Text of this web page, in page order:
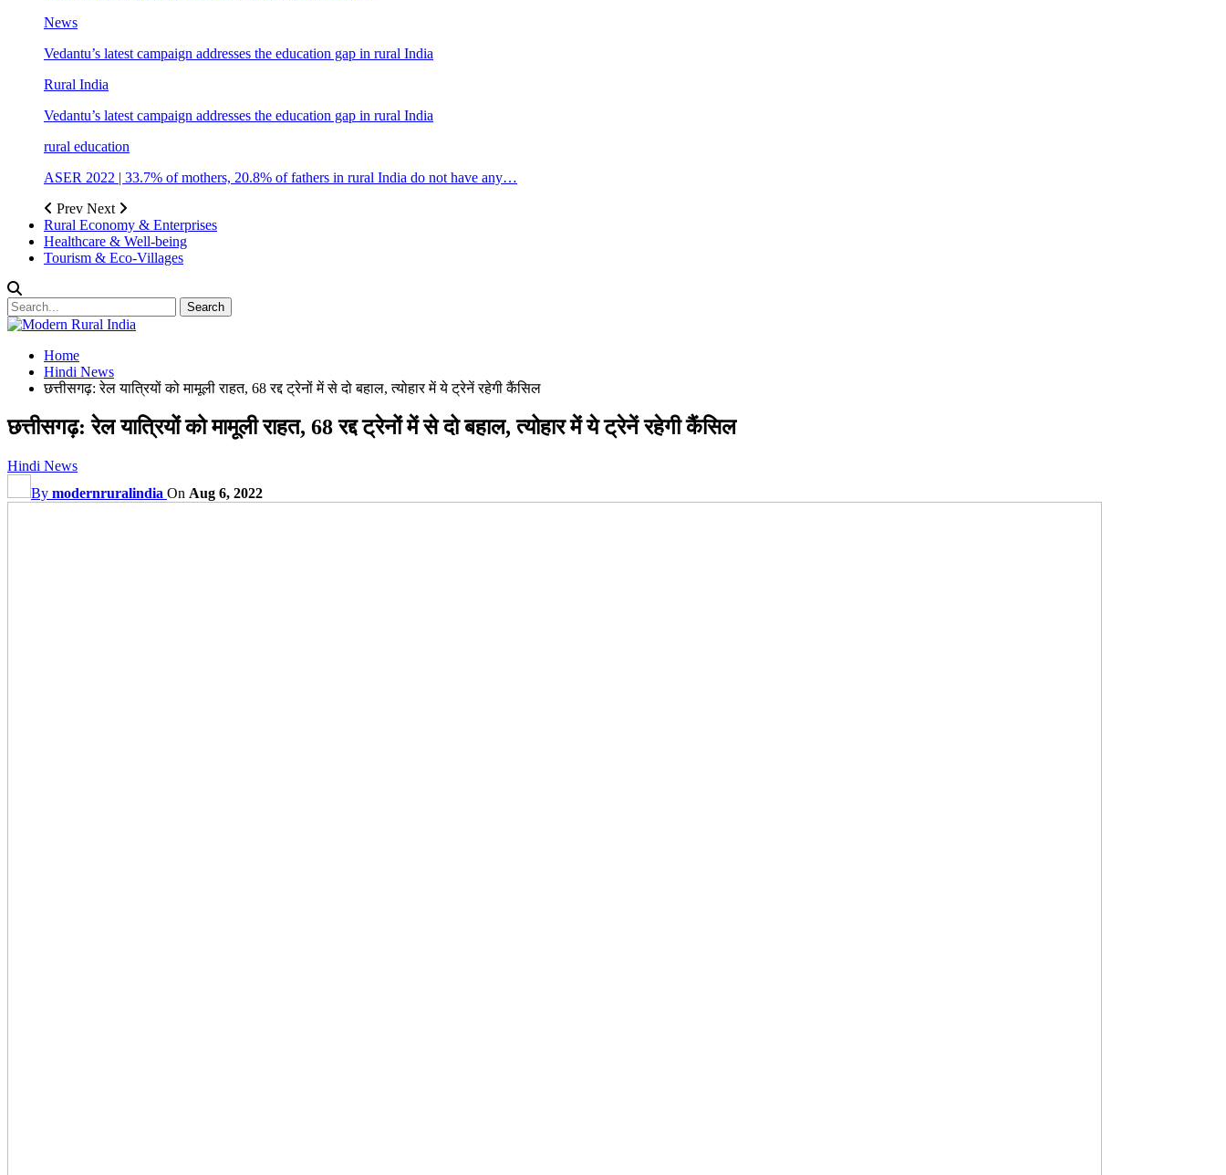
News
Vedantu’s latest campaign addresses the education gap in rural India
Rural India
Vedantu’s latest campaign addresses the education gap in rural India
rural education
ASER 2022 | 33.7% of mothers, 20.8% of fathers in rural India do not have any…
Prev Next
Rural Economy & Enterprises
Healthcare & Well-being
Tourism & Eco-Villages
Home
Hindi News
छत्तीसगढ़: रेल यात्रियों को मामूली राहत, 68 रद्द ट्रेनों में से दो बहाल, त्योहार में ये ट्रेनें रहेगी कैंसिल
छत्तीसगढ़: रेल यात्रियों को मामूली राहत, 68 रद्द ट्रेनों में से दो बहाल, त्योहार में ये ट्रेनें रहेगी कैंसिल
Hindi News
By modernruralindia On Aug 6, 2022